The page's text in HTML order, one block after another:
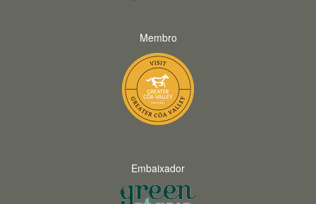
Membro
Embaixador